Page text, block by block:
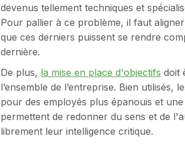
devenus tellement techniques et
Pour pallier à ce problème, il faut
que ces derniers puissent se rendre
dernière.
De plus, la mise en place d'objectifs doit
l’ensemble de l’entreprise. Bien
pour des employés plus épanouis et
permettent de redonner du sens et de
librement leur intelligence critique.